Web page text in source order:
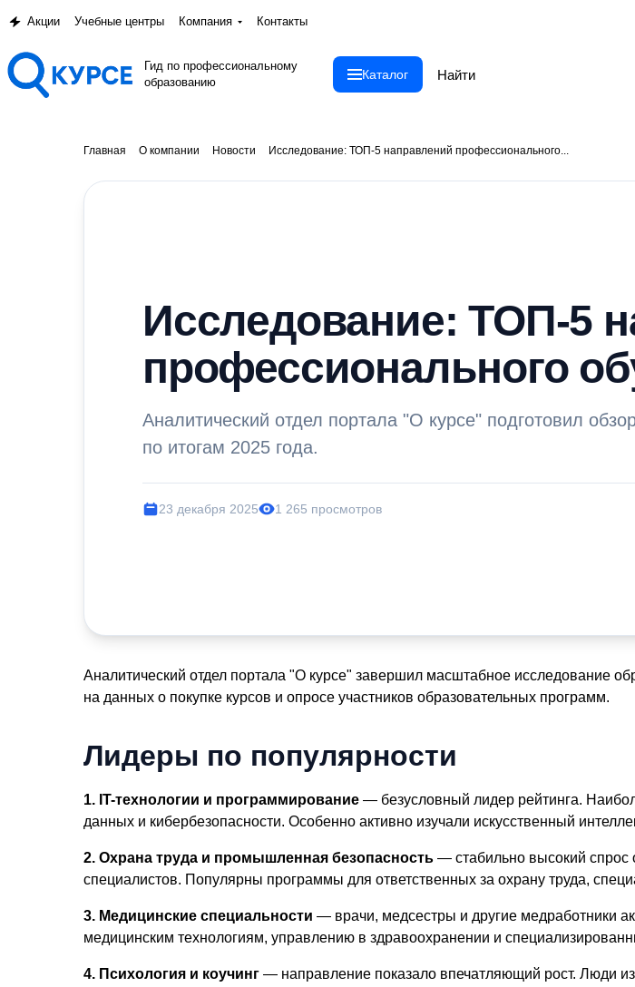
Акции Учебные центры Компания Контакты
Гид по профессиональному
образованию
Каталог
Главная О компании Новости Исследование: ТОП-5 направлений профессионального...
Исследование: ТОП-5
профессионального
Аналитический отдел портала "О курсе" подготовил
по итогам 2025 года.
23 декабря 2025 1 265 просмотров
Аналитический отдел портала "О курсе" завершил масштабное исследование
на данных о покупке курсов и опросе участников образовательных программ.
Лидеры по популярности
1. IT-технологии и программирование — безусловный лидер рейтинга.
данных и кибербезопасности. Особенно активно изучали искусственный
2. Охрана труда и промышленная безопасность — стабильно высокий спрос
специалистов. Популярны программы для ответственных за охрану труда,
3. Медицинские специальности — врачи, медсестры и другие медработники
медицинским технологиям, управлению в здравоохранении и
4. Психология и коучинг — направление показало впечатляющий рост. Люди
Спасибо!